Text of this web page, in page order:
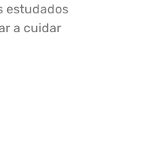
estudados
a cuidar